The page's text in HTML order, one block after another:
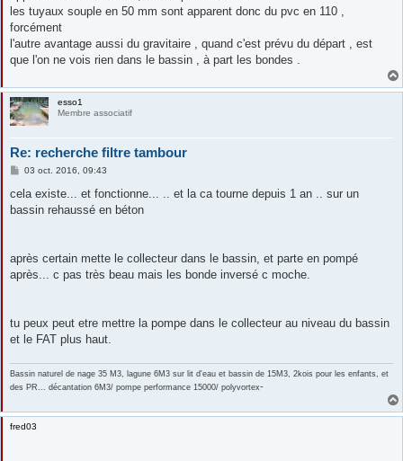
les tuyaux souple en 50 mm sont apparent donc du pvc en 110 ,
forcément
l'autre avantage aussi du gravitaire , quand c'est prévu du départ , est
que l'on ne vois rien dans le bassin , à part les bondes .
esso1
Membre associatif
Re: recherche filtre tambour
M
s
a
03 oct. 2016, 09:43
cela existe... et fonctionne... .. et la ca tourne depuis 1 an .. sur un
bassin rehaussé en béton
après certain mette le collecteur dans le bassin, et parte en pompé
après... c pas très beau mais les bonde inversé c moche.
tu peux peut etre mettre la pompe dans le collecteur au niveau du bassin
et le FAT plus haut.
Bassin naturel de nage 35 M3, lagune 6M3 sur lit d'eau et bassin de 15M3, 2kois pour les enfants, et
des PR... décantation 6M3/ pompe performance 15000/ polyvortex-
fred03